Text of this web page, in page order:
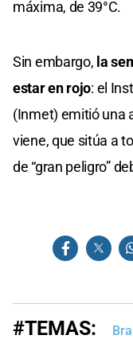
máxima, de 39°C.
Sin embargo, la
estar en rojo: el
(Inmet) emitió una
viene, que sitúa a
de “gran peligro”
#TEMAS: